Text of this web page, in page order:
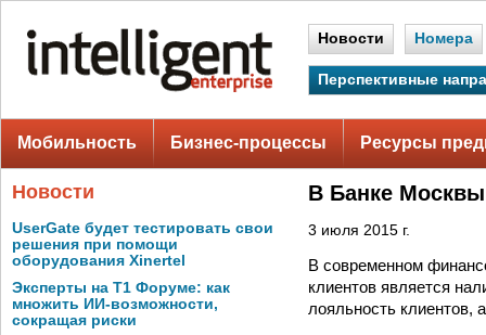
Новости Номера
Перспективные
Мобильность Бизнес-процессы Ресурсы
Новости
UserGate будет тестировать свои
решения при помощи
оборудования Xinertel
Эксперты на Т1 Форуме: как
множить ИИ-возможности,
сокращая риски
В Банке Москвы
3 июля 2015 г.
В современном
клиентов является
лояльность клиентов,